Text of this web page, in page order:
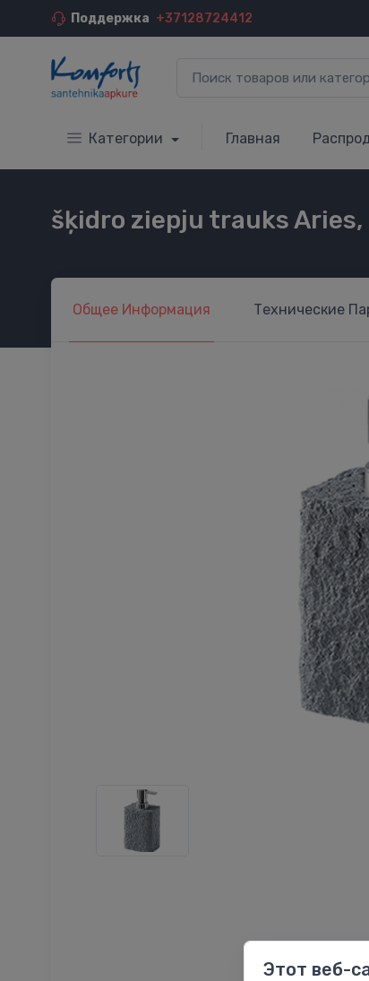
Поддержка +37128724412
Категории Главная
šķidro ziepju trauks Aries,
Общее Информация Технические
Этот веб-